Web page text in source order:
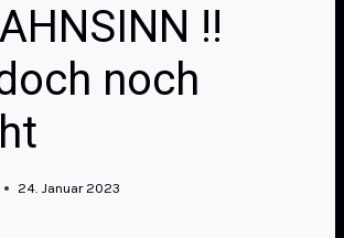
!!
noch
24. Januar 2023